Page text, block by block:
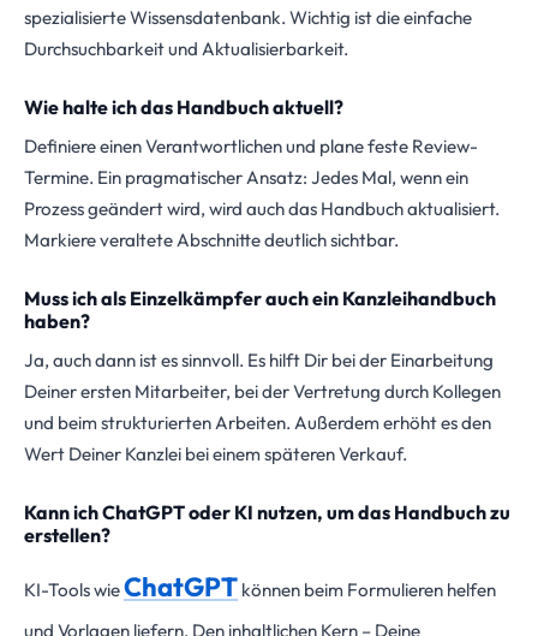
spezialisierte Wissensdatenbank. Wichtig ist die einfache
Durchsuchbarkeit und Aktualisierbarkeit.
Wie halte ich das Handbuch aktuell?
Definiere einen Verantwortlichen und plane feste Review-
Termine. Ein pragmatischer Ansatz: Jedes Mal, wenn ein
Prozess geändert wird, wird auch das Handbuch aktualisiert.
Markiere veraltete Abschnitte deutlich sichtbar.
Muss ich als Einzelkämpfer auch ein Kanzleihandbuch
haben?
Ja, auch dann ist es sinnvoll. Es hilft Dir bei der Einarbeitung
Deiner ersten Mitarbeiter, bei der Vertretung durch Kollegen
und beim strukturierten Arbeiten. Außerdem erhöht es den
Wert Deiner Kanzlei bei einem späteren Verkauf.
Kann ich ChatGPT oder KI nutzen, um das Handbuch zu
erstellen?
KI-Tools wieChatGPT können beim Formulieren helfen
und Vorlagen liefern. Den inhaltlichen Kern – Deine